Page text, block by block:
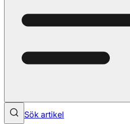
Sök artikel